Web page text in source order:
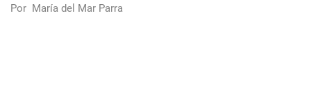
Por María del Mar Parra